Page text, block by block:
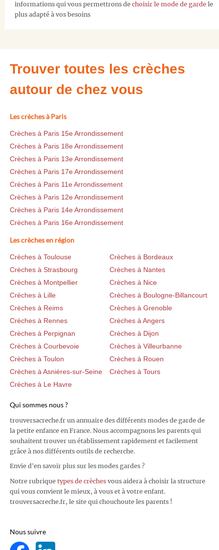
informations qui vous permettrons de choisir le mode de garde le
plus adapté à vos besoins
Trouver toutes les crèches
autour de chez vous
Les crèches à Paris
Crèches à Paris 15e Arrondissement
Crèches à Paris 18e Arrondissement
Crèches à Paris 13e Arrondissement
Crèches à Paris 17e Arrondissement
Crèches à Paris 11e Arrondissement
Crèches à Paris 12e Arrondissement
Crèches à Paris 14e Arrondissement
Crèches à Paris 16e Arrondissement
Les crèches en région
Crèches à Toulouse
Crèches à Bordeaux
Crèches à Strasbourg
Crèches à Nantes
Crèches à Montpellier
Crèches à Nice
Crèches à Lille
Crèches à Boulogne-Billancourt
Crèches à Reims
Crèches à Grenoble
Crèches à Rennes
Crèches à Angers
Crèches à Perpignan
Crèches à Dijon
Crèches à Courbevoie
Crèches à Villeurbanne
Crèches à Toulon
Crèches à Rouen
Crèches à Asnières-sur-Seine
Crèches à Tours
Crèches à Le Havre
Qui sommes nous ?
trouversacreche.fr un annuaire des différents modes de garde de
la petite enfance en France. Nous accompagnons les parents qui
souhaitent trouver un établissement rapidement et facilement
grâce à nos différents outils de recherche.
Envie d'en savoir plus sur les modes gardes ?
Notre rubrique types de crèches vous aidera à choisir la structure
qui vous convient le mieux, à vous et à votre enfant.
trouversacreche.fr, le site qui chouchoute les parents !
Nous suivre